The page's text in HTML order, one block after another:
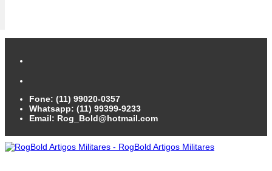
Fone: (11) 99020-0357
Whatsapp: (11) 99399-9233
Email: Rog_Bold@hotmail.com